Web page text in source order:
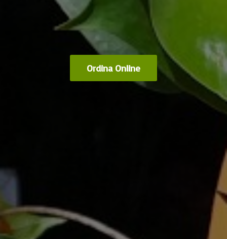
Ordina Online